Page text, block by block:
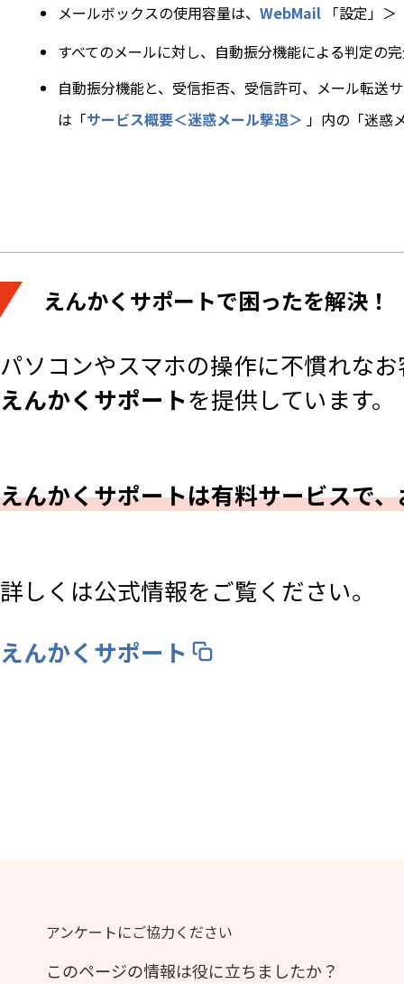
メールボックスの使用容量は、 WebMail 「設定」
すべてのメールに対し、自動振分機能による判定の
自動振分機能と、受信拒否、受信許可、メール転送
は「サービス概要＜迷惑メール撃退＞ 」内の「迷惑
えんかくサポートで困ったを解決！
パソコンやスマホの操作に不慣れな
えんかくサポートを提供しています。
えんかくサポートは有料サービスで
詳しくは公式情報をご覧ください。
えんかくサポート
アンケートにご協力ください
このページの情報は役に立ちましたか？